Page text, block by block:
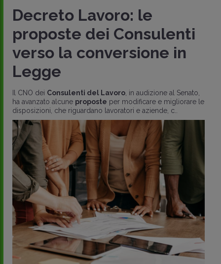
Decreto Lavoro: le
proposte dei Consulenti
verso la conversione in
Legge
Il CNO dei Consulenti del Lavoro , in audizione al Senato,
ha avanzato alcune proposte per modificare e migliorare le
disposizioni, che riguardano lavoratori e aziende, c..